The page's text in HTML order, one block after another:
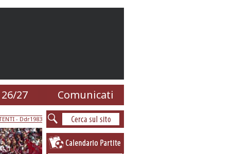
27 Comunicati
- Ddr1983